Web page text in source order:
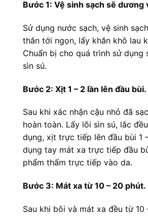
Bước 1: Vệ sinh sạch sẽ dương
Sử dụng nước sạch, vệ sinh
thân tới ngọn, lấy khăn khô lau
Chuẩn bị cho quá trình sử dụng
sìn sú.
Bước 2: Xịt 1 – 2 lần lên đầu bùi.
Sau khi xác nhận cậu nhỏ đã
hoàn toàn. Lấy lõi sìn sú, lắc
dụng, xịt trực tiếp lên đầu bùi 1
dụng tay mát xa trực tiếp đầu
phẩm thấm trực tiếp vào da.
Bước 3: Mát xa từ 10 – 20 phút.
Sau khi bôi và mát xa đều từ 10